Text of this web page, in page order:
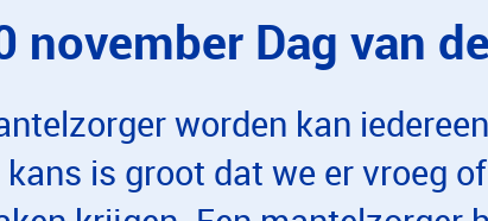
november Dag van
worden kan
kans is groot dat we er vroeg